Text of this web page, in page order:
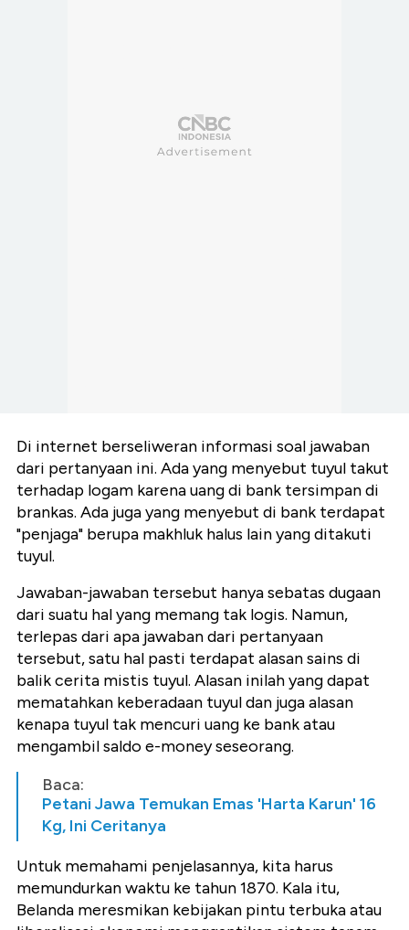
Di internet berseliweran informasi soal jawaban
dari pertanyaan ini. Ada yang menyebut tuyul takut
terhadap logam karena uang di bank tersimpan di
brankas. Ada juga yang menyebut di bank terdapat
"penjaga" berupa makhluk halus lain yang ditakuti
tuyul.
Jawaban-jawaban tersebut hanya sebatas dugaan
dari suatu hal yang memang tak logis. Namun,
terlepas dari apa jawaban dari pertanyaan
tersebut, satu hal pasti terdapat alasan sains di
balik cerita mistis tuyul. Alasan inilah yang dapat
mematahkan keberadaan tuyul dan juga alasan
kenapa tuyul tak mencuri uang ke bank atau
mengambil saldo e-money seseorang.
Baca:
Petani Jawa Temukan Emas 'Harta Karun' 16
Kg, Ini Ceritanya
Untuk memahami penjelasannya, kita harus
memundurkan waktu ke tahun 1870. Kala itu,
Belanda meresmikan kebijakan pintu terbuka atau